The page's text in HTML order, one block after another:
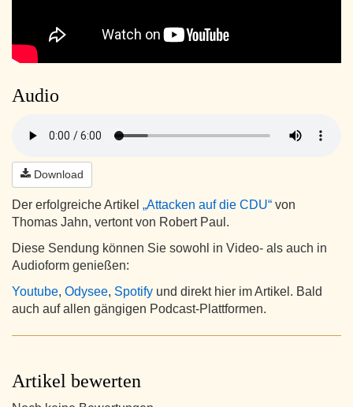
Audio
Download
Der erfolgreiche Artikel „Attacken auf die CDU“ von
Thomas Jahn, vertont von Robert Paul.
Diese Sendung können Sie sowohl in Video- als auch in
Audioform genießen:
Youtube, Odysee, Spotify und direkt hier im Artikel. Bald
auch auf allen gängigen Podcast-Plattformen.
Artikel bewerten